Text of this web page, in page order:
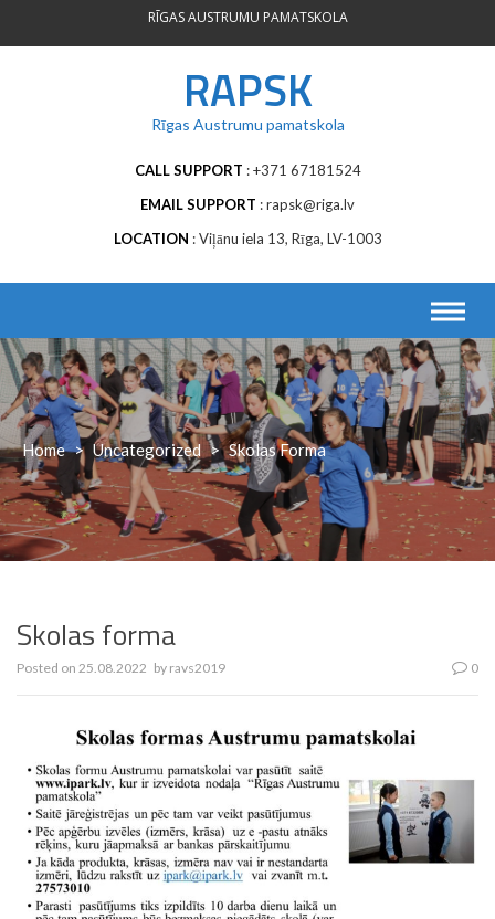
RĪGAS AUSTRUMU PAMATSKOLA
RAPSK
Rīgas Austrumu pamatskola
CALL SUPPORT
+371 67181524
EMAIL SUPPORT
rapsk@riga.lv
LOCATION
Viļānu iela 13, Rīga, LV-1003
Home > Uncategorized > Skolas Forma
Skolas forma
Posted on 25.08.2022 by ravs2019 0